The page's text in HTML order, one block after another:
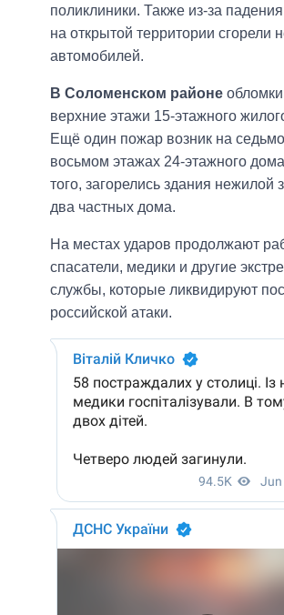
поликлиники. Также из-за
на открытой территории сгорели
автомобилей.
В Соломенском районе
верхние этажи 15-этажного
Ещё один пожар возник на
восьмом этажах 24-этажного
того, загорелись здания нежилой
два частных дома.
На местах ударов продолжают
спасатели, медики и другие
службы, которые ликвидируют
российской атаки.